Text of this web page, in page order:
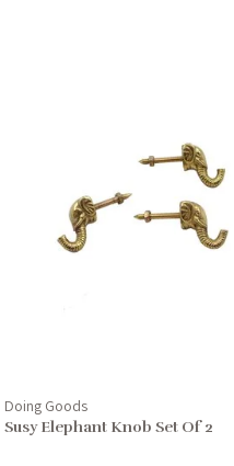
Doing Goods
Susy Elephant Knob Set Of 2